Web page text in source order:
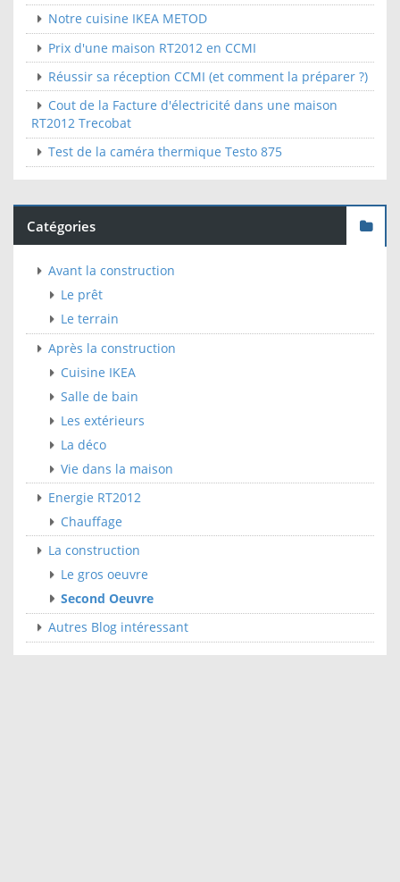
Notre cuisine IKEA METOD
Prix d'une maison RT2012 en CCMI
Réussir sa réception CCMI (et comment la préparer ?)
Cout de la Facture d'électricité dans une maison
RT2012 Trecobat
Test de la caméra thermique Testo 875
Catégories
Avant la construction
Le prêt
Le terrain
Après la construction
Cuisine IKEA
Salle de bain
Les extérieurs
La déco
Vie dans la maison
Energie RT2012
Chauffage
La construction
Le gros oeuvre
Second Oeuvre
Autres Blog intéressant